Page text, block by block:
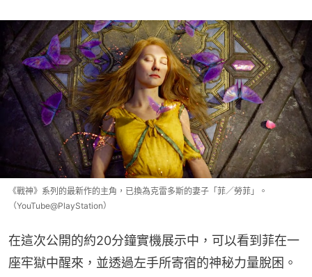
《戰神》系列的最新作的主角，已換為克雷多斯的妻子「菲／勞菲」。
（YouTube@PlayStation）
在這次公開的約20分鐘實機展示中，可以看到菲在一
座牢獄中醒來，並透過左手所寄宿的神秘力量脫困。